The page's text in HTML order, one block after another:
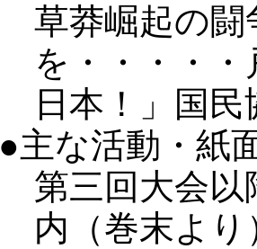
草莽崛起の
を・・・・
日本！」国
●主な活動・紙
第三回大会
内（巻末より